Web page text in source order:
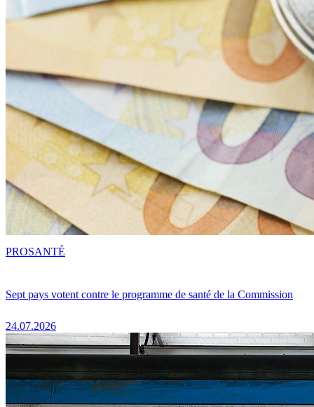
Sept pays votent contre le programme de santé de la Commission
24.07.2026
PROSANTÉ